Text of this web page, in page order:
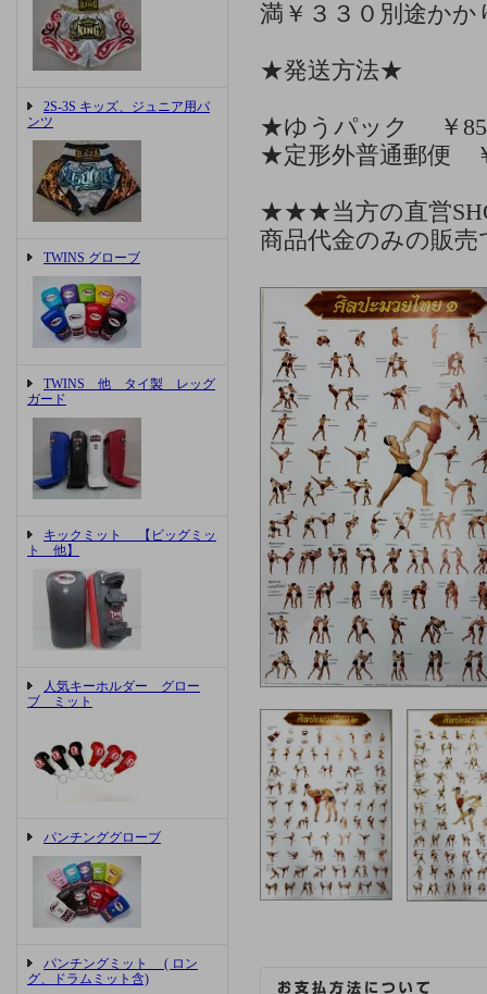
2S-3S キッズ、ジュニア用パ
ンツ
TWINS グローブ
TWINS 他 タイ製 レッグ
ガード
キックミット 【ビッグミッ
ト 他】
人気キーホルダー グロー
ブ ミット
パンチンググローブ
パンチングミット ( ロン
グ、ドラムミット含)
満￥３３０別途かか
★発送方法★
★ゆうパック ￥
★定形外普通郵便
★★★当方の直営
商品代金のみの販